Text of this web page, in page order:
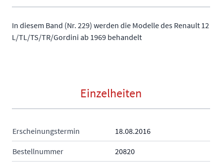
In diesem Band (Nr. 229) werden die Modelle des Renault 12
L/TL/TS/TR/Gordini ab 1969 behandelt
Einzelheiten
Erscheinungstermin 18.08.2016
Bestellnummer 20820